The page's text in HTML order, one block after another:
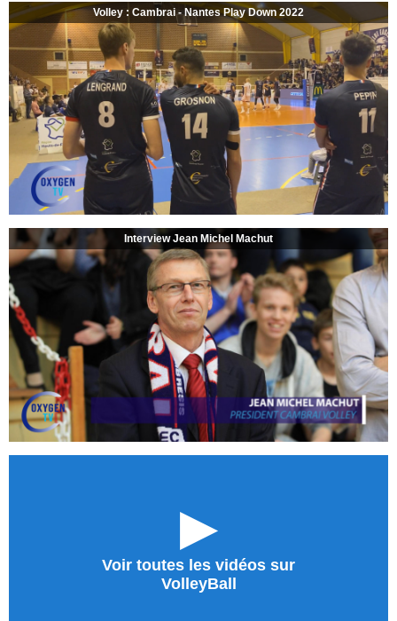
Volley : Cambrai - Nantes Play Down 2022
Interview Jean Michel Machut
►
Voir toutes les vidéos sur
VolleyBall